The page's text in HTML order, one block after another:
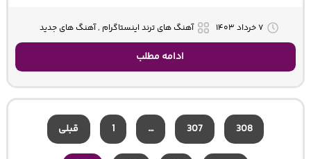
۷ خرداد ۱۴۰۳ آهنگ های ترند اینستاگرام , آهنگ های جدید
ادامه مطلب
قبلی 1 … 307 308